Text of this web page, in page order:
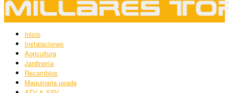
Inicio
Instalaciones
Agricultura
Jardinería
Recambios
Maquinaria usada